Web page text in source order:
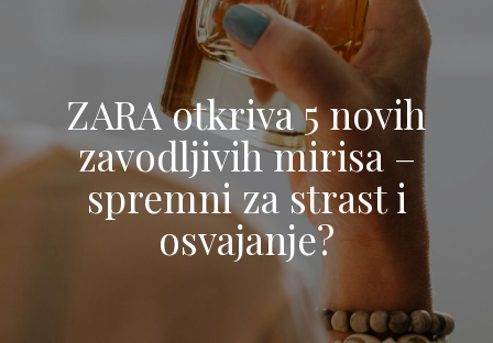
ZARA otkriva 5 novih
zavodljivih mirisa –
spremni za strast i
osvajanje?